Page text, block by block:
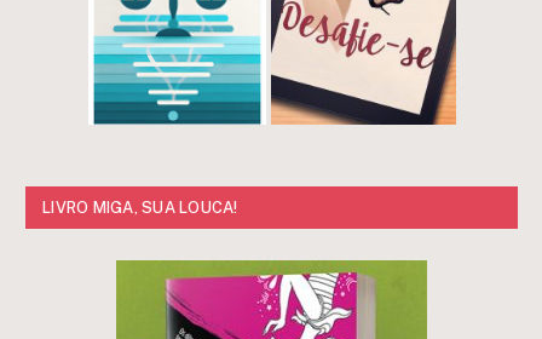
LIVRO MIGA, SUA LOUCA!